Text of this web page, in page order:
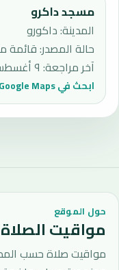
مسجد داكرو
المدينة: داكورو
حالة المصدر:قائمة
آخر مراجعة: ٩ أغسطس ٢٠٢٦ في ١٢:٢٤ ص
ابحث في Google Maps
حول الموقع
مواقيت الصلاة
مواقيت صلاة حسب